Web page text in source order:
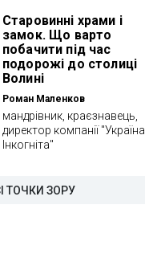
Старовинні храми і
замок. Що варто
побачити під час
подорожі до столиці
Волині
Роман Маленков
мандрівник, краєзнавець,
директор компанії "Україна
Інкогніта"
ТОЧКИ ЗОРУ